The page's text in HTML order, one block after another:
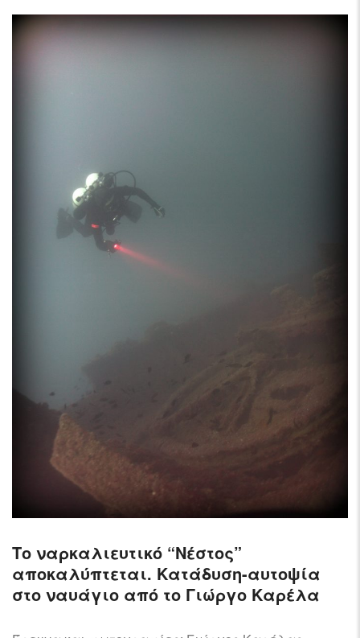
Το ναρκαλιευτικό “Νέστος”
αποκαλύπτεται. Κατάδυση-αυτοψία
στο ναυάγιο από το Γιώργο Καρέλα